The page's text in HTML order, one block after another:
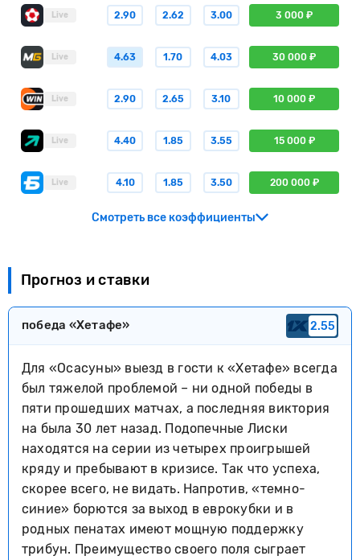
Live 2.90 2.62 3.00 3 000 ₽
Live 4.63 1.70 4.03 30 000 ₽
Live 2.90 2.65 3.10 10 000 ₽
Live 4.40 1.85 3.55 15 000 ₽
Live 4.10 1.85 3.50 200 000 ₽
Смотреть все коэффициенты
Прогноз и ставки
победа «Хетафе» 2.55
Для «Осасуны» выезд в гости к «Хетафе» всегда
был тяжелой проблемой – ни одной победы в
пяти прошедших матчах, а последняя виктория
на была 30 лет назад. Подопечные Лиски
находятся на серии из четырех проигрышей
кряду и пребывают в кризисе. Так что успеха,
скорее всего, не видать. Напротив, «темно-
синие» борются за выход в еврокубки и в
родных пенатах имеют мощную поддержку
трибун. Преимущество своего поля сыграет